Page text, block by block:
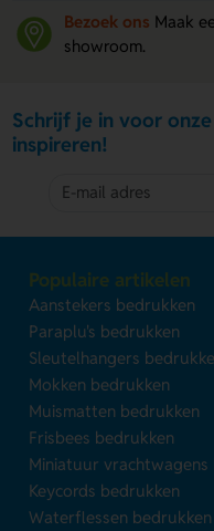
Bezoek ons Maak
showroom.
Schrijf je in voor
inspireren!
Populaire artikelen
Aanstekers bedrukken
Paraplu's bedrukken
Sleutelhangers
Mokken bedrukken
Muismatten bedrukken
Frisbees bedrukken
Miniatuur vrachtwagens
Keycords bedrukken
Waterflessen bedrukken